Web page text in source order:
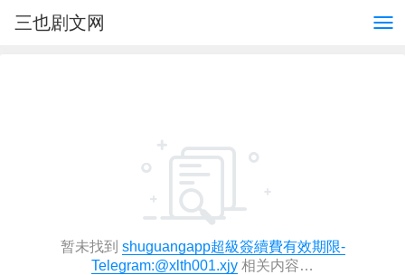
三也剧文网
暂未找到 shuguangapp超級簽續費有效期限-
Telegram:@xlth001.xjy 相关内容…